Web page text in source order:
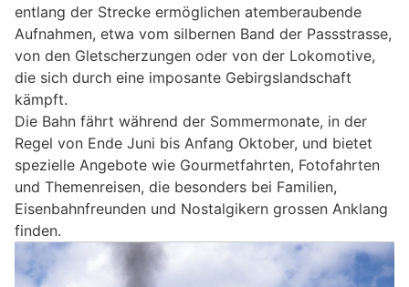
entlang der Strecke ermöglichen atemberaubende
Aufnahmen, etwa vom silbernen Band der Passstrasse,
von den Gletscherzungen oder von der Lokomotive,
die sich durch eine imposante Gebirgslandschaft
kämpft.
Die Bahn fährt während der Sommermonate, in der
Regel von Ende Juni bis Anfang Oktober, und bietet
spezielle Angebote wie Gourmetfahrten, Fotofahrten
und Themenreisen, die besonders bei Familien,
Eisenbahnfreunden und Nostalgikern grossen Anklang
finden.